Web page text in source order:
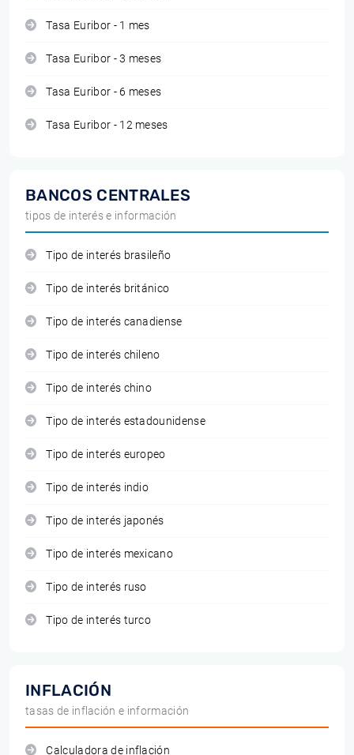
Tasa Euribor - 1 mes
Tasa Euribor - 3 meses
Tasa Euribor - 6 meses
Tasa Euribor - 12 meses
BANCOS CENTRALES
tipos de interés e información
Tipo de interés brasileño
Tipo de interés británico
Tipo de interés canadiense
Tipo de interés chileno
Tipo de interés chino
Tipo de interés estadounidense
Tipo de interés europeo
Tipo de interés indio
Tipo de interés japonés
Tipo de interés mexicano
Tipo de interés ruso
Tipo de interés turco
INFLACIÓN
tasas de inflación e información
Calculadora de inflación